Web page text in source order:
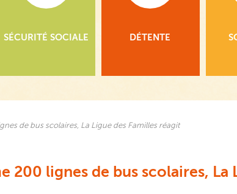
SÉCURITÉ SOCIALE DÉTENTE
de bus scolaires, La Ligue des Familles réagit
200 lignes de bus scolaires, La